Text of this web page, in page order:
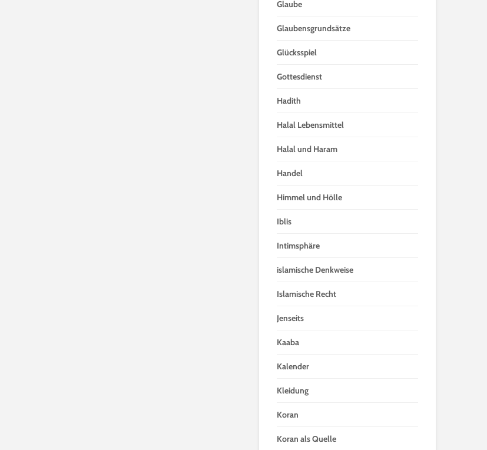
Glaube
Glaubensgrundsätze
Glücksspiel
Gottesdienst
Hadith
Halal Lebensmittel
Halal und Haram
Handel
Himmel und Hölle
Iblis
Intimsphäre
islamische Denkweise
Islamische Recht
Jenseits
Kaaba
Kalender
Kleidung
Koran
Koran als Quelle